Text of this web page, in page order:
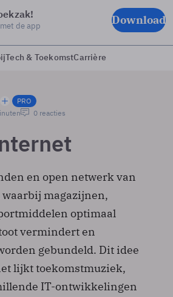
de app Download
Tech & ToekomstCarrière
PRO
0 reacties
en open netwerk van
magazijnen,
optimaal
vermindert en
gebundeld. Dit idee
lijkt toekomstmuziek,
IT-ontwikkelingen